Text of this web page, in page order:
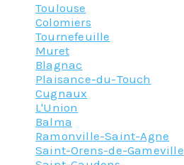
Toulouse
Colomiers
Tournefeuille
Muret
Blagnac
Plaisance-du-Touch
Cugnaux
L'Union
Balma
Ramonville-Saint-Agne
Saint-Orens-de-Gameville